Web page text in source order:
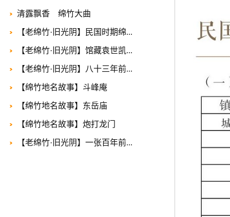
清露飘香 绵竹大曲
【老绵竹·旧光阴】民国时期绵...
【老绵竹·旧光阴】馆藏袁世凯...
【老绵竹·旧光阴】八十三年前...
【绵竹地名故事】斗峰庵
【绵竹地名故事】东岳庙
​【绵竹地名故事】炮打龙门
【老绵竹·旧光阴】一张百年前...